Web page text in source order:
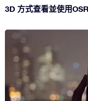
3D 方式查看並使用